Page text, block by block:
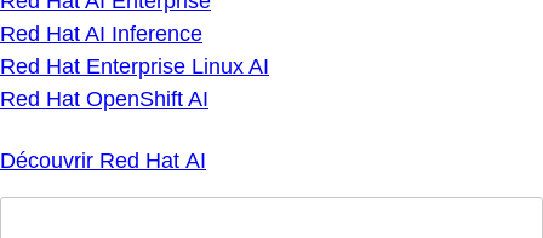
Red Hat AI Inference
Red Hat Enterprise Linux AI
Red Hat OpenShift AI
Découvrir Red Hat AI